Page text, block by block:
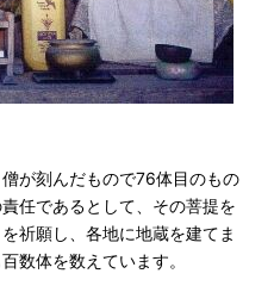
が刻んだもので76体目のもの
任であるとして、その菩提を
祈願し、各地に地蔵を建てま
数体を数えています。